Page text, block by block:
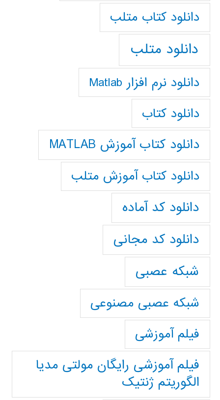
دانلود كتاب متلب
دانلود متلب
دانلود نرم افزار Matlab
دانلود کتاب
دانلود کتاب آموزش MATLAB
دانلود کتاب آموزش متلب
دانلود کد آماده
دانلود کد مجانی
شبکه عصبی
شبکه عصبی مصنوعی
فیلم آموزشی
فیلم آموزشی رایگان مولتی مدیا
الگوریتم ژنتیک